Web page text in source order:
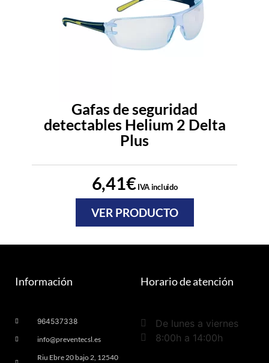
Gafas de seguridad
detectables Helium 2 Delta
Plus
6,41€IVA incluido
VER PRODUCTO
Información
964537338
info@preventecsl.es
Riu Ebre 20 bajo 2, 12540
Horario de atención
De lunes a viernes
8:00h a 14:00h